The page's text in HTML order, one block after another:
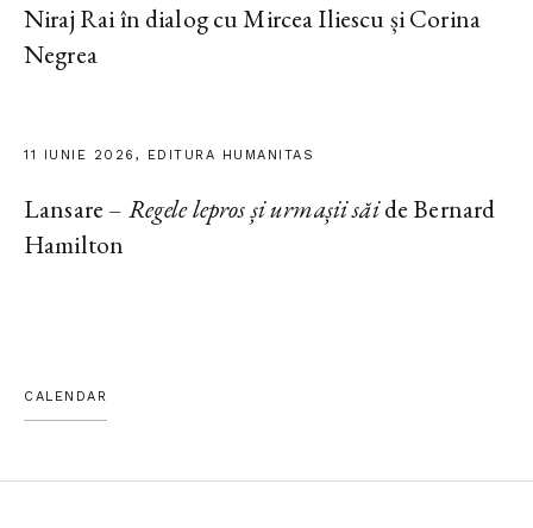
Niraj Rai în dialog cu Mircea Iliescu și Corina
Negrea
11 IUNIE 2026, EDITURA HUMANITAS
Lansare – Regele lepros și urmașii săide Bernard
Hamilton
CALENDAR